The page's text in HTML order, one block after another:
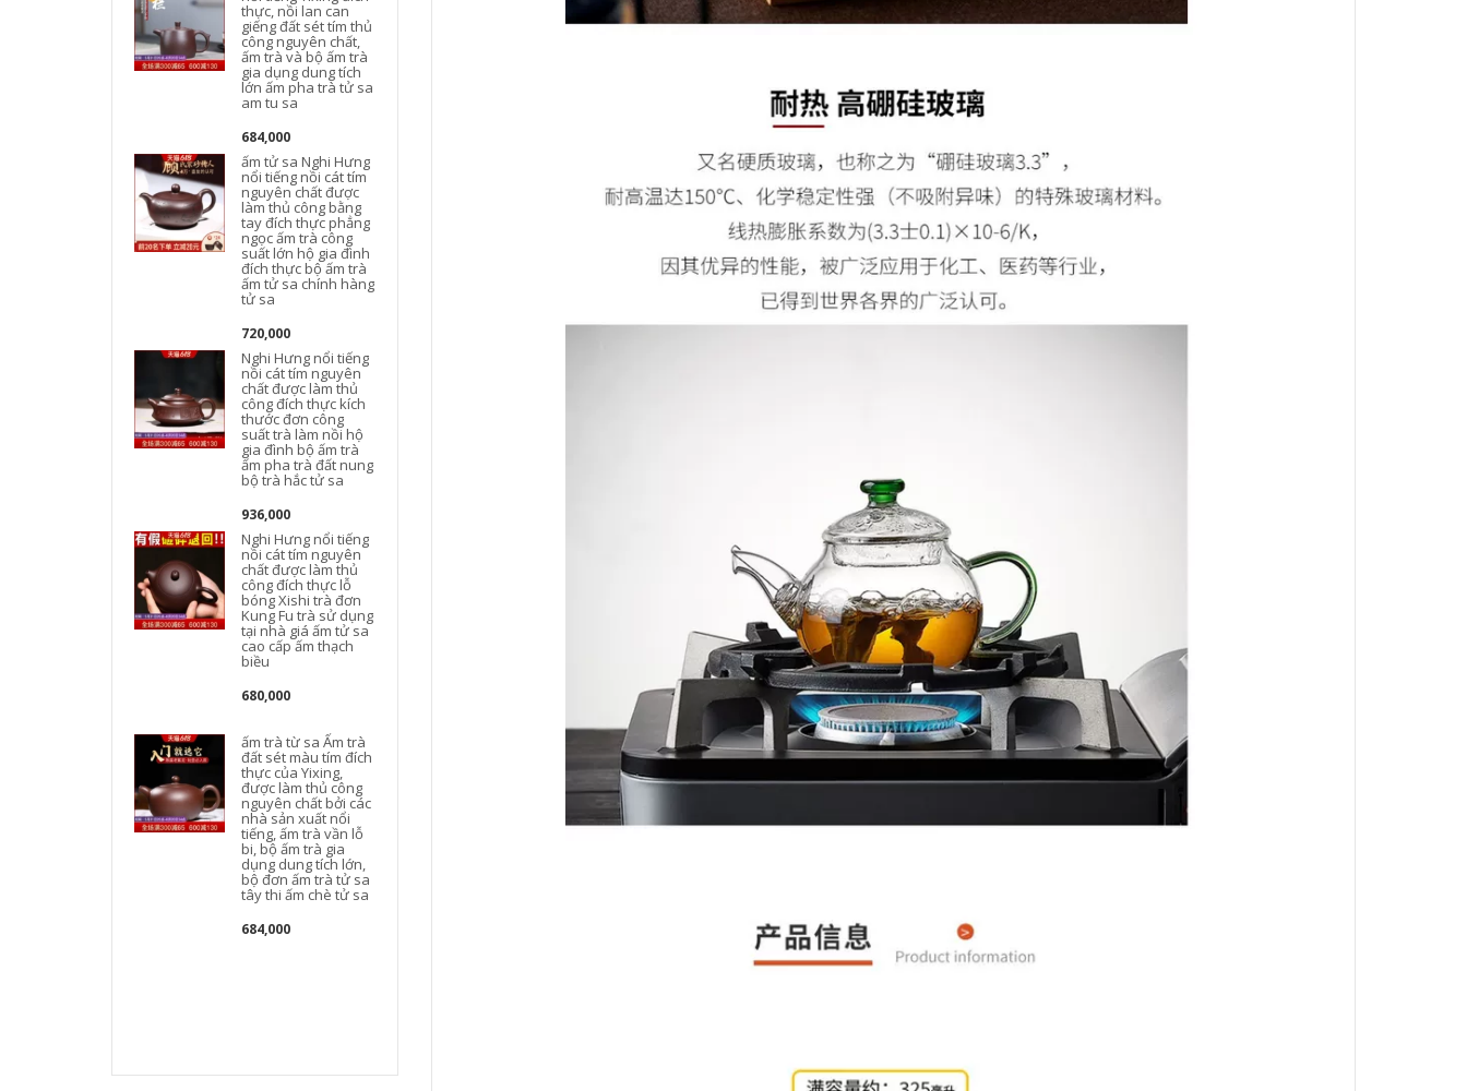
thực, nồi lan can
giếng đất sét tím thủ
công nguyên chất,
ấm trà và bộ ấm trà
gia dụng dung tích
lớn ấm pha trà tử sa
am tu sa
684,000
ấm tử sa Nghi Hưng
nổi tiếng nồi cát tím
nguyên chất được
làm thủ công bằng
tay đích thực phẳng
ngọc ấm trà công
suất lớn hộ gia đình
đích thực bộ ấm trà
ấm tử sa chính hàng
tử sa
720,000
Nghi Hưng nổi tiếng
nồi cát tím nguyên
chất được làm thủ
công đích thực kích
thước đơn công
suất trà làm nồi hộ
gia đình bộ ấm trà
ấm pha trà đất nung
bộ trà hắc tử sa
936,000
Nghi Hưng nổi tiếng
nồi cát tím nguyên
chất được làm thủ
công đích thực lỗ
bóng Xishi trà đơn
Kung Fu trà sử dụng
tại nhà giá ấm tử sa
cao cấp ấm thạch
biều
680,000
ấm trà từ sa Ấm trà
đất sét màu tím đích
thực của Yixing,
được làm thủ công
nguyên chất bởi các
nhà sản xuất nổi
tiếng, ấm trà vần lỗ
bi, bộ ấm trà gia
dụng dung tích lớn,
bộ đơn ấm trà tử sa
tây thi ấm chè tử sa
684,000
suất lớn đích thực
hoàn toàn bằng tay
Hưng ban đầu
thực đất sét tím
bóng lỗ Handuo bộ
hộ gia đình ấm trà
gốm sứ tử sa
trà đất sét tím Thái
Hồ đá ấm tử sa
Yixing Nam Công
Suất Lớn Hoàn Toàn
Thủ Công Màu Tím
Cốc Đất Sét Có Nắp
Trà Trà Trà Văn
Chạy ấm tử nê ấm
trà từ sa
640,000
ấm tử sa cao cấp an
đầu mỏ đích thực
nồi đất sét màu tím
nguyên chất
nồi cát tím nguyên
chất handmade ấm
trà nhà bộ quà tặng
đất sét màu tím tuổi
thọ đào ấm trà tây
thi ấm pha trà tử sa
2,590,000
am tra tu sa Yixing
Zisha ấm trà đích
thực nguyên chất
thủ công nổi tiếng
Hanwa ấm trà bộ hộ
gia đình kích thước
duy nhất công suất
ấm chén tử sa
đình đơn ấm trà, đất
sét màu tím hương
thơm ấm trà tây thi
ấm sa tử